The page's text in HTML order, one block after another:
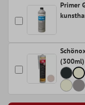
Primer
(300ml)